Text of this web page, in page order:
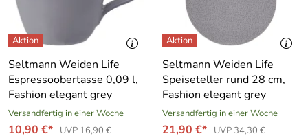
Seltmann Weiden Life
Espressoobertasse 0,09 l,
Fashion elegant grey
Versandfertig in einer Woche
10,90 €* UVP 16,90 €
Seltmann Weiden Life
Speiseteller rund 28 cm,
Fashion elegant grey
Versandfertig in einer Woche
21,90 €* UVP 34,30 €